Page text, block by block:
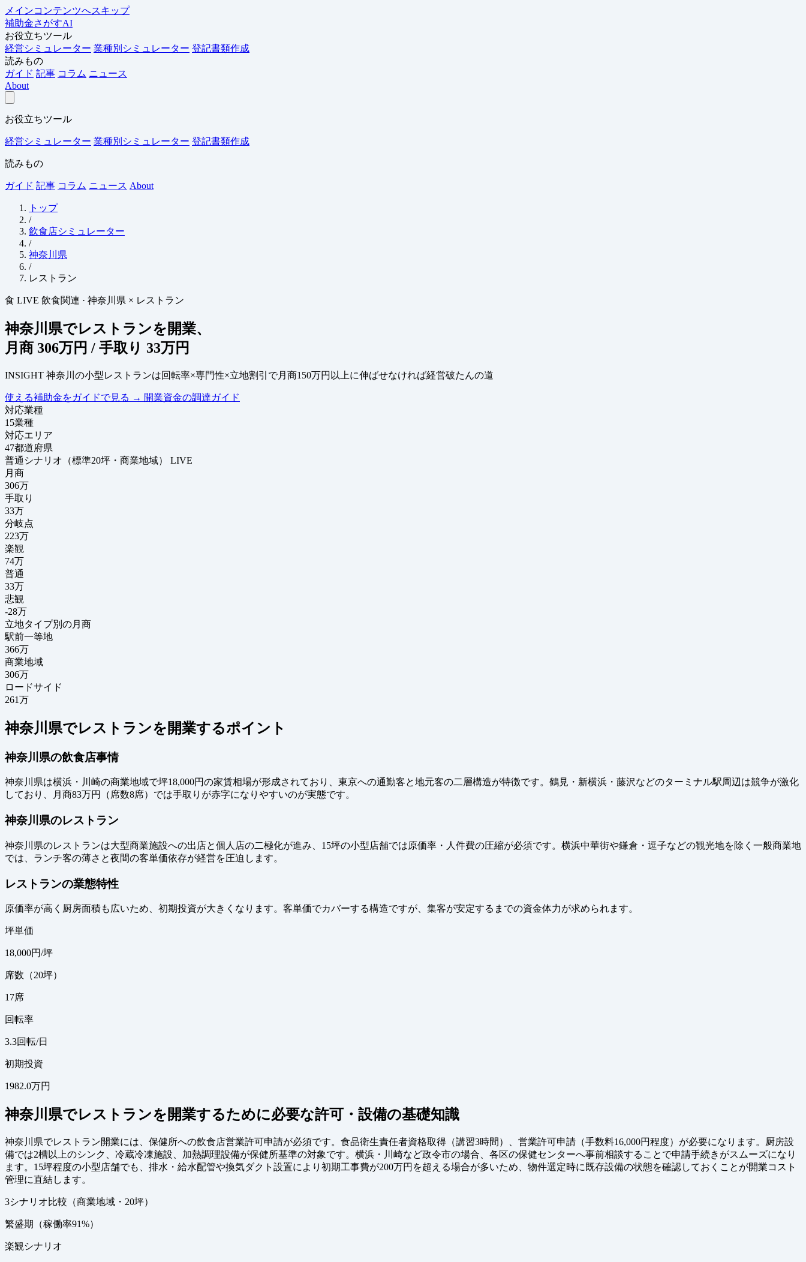
メインコンテンツへスキップ
補助金さがすAI
お役立ちツール
経営シミュレーター 業種別シミュレーター 登記書類作成
読みもの
ガイド 記事 コラム ニュース
About
お役立ちツール
経営シミュレーター 業種別シミュレーター 登記書類作成
読みもの
ガイド 記事 コラム ニュース About
トップ
/
飲食店シミュレーター
/
神奈川県
/
レストラン
食 LIVE 飲食関連 · 神奈川県 × レストラン
神奈川県でレストランを開業、
月商 306万円 / 手取り 33万円
INSIGHT 神奈川の小型レストランは回転率×専門性×立地割引で月商150万円以上に伸ばせなければ経営破たんの道
使える補助金をガイドで見る → 開業資金の調達ガイド
対応業種
15業種
対応エリア
47都道府県
普通シナリオ（標準20坪・商業地域）
LIVE
月商
306万
手取り
33万
分岐点
223万
楽観
74万
普通
33万
悲観
-28万
立地タイプ別の月商
駅前一等地
366万
商業地域
306万
ロードサイド
261万
神奈川県でレストランを開業するポイント
神奈川県の飲食店事情
神奈川県は横浜・川崎の商業地域で坪18,000円の家賃相場が形成されており、東京への通勤客と地元客の二層構造が特徴です。鶴見・新横浜・藤沢などのターミナル駅周辺は競争が激化
しており、月商83万円（席数8席）では手取りが赤字になりやすいのが実態です。
神奈川県のレストラン
神奈川県のレストランは大型商業施設への出店と個人店の二極化が進み、15坪の小型店舗では原価率・人件費の圧縮が必須です。横浜中華街や鎌倉・逗子などの観光地を除く一般商業地
では、ランチ客の薄さと夜間の客単価依存が経営を圧迫します。
レストランの業態特性
原価率が高く厨房面積も広いため、初期投資が大きくなります。客単価でカバーする構造ですが、集客が安定するまでの資金体力が求められます。
坪単価
18,000円/坪
席数（20坪）
17席
回転率
3.3回転/日
初期投資
1982.0万円
神奈川県でレストランを開業するために必要な許可・設備の基礎知識
神奈川県でレストラン開業には、保健所への飲食店営業許可申請が必須です。食品衛生責任者資格取得（講習3時間）、営業許可申請（手数料16,000円程度）が必要になります。厨房設
備では2槽以上のシンク、冷蔵冷凍施設、加熱調理設備が保健所基準の対象です。横浜・川崎など政令市の場合、各区の保健センターへ事前相談することで申請手続きがスムーズになり
ます。15坪程度の小型店舗でも、排水・給水配管や換気ダクト設置により初期工事費が200万円を超える場合が多いため、物件選定時に既存設備の状態を確認しておくことが開業コスト
管理に直結します。
3シナリオ比較（商業地域・20坪）
繁盛期（稼働率91%）
楽観シナリオ